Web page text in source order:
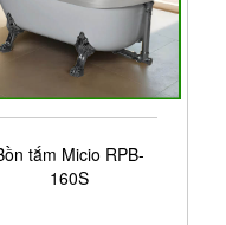
tắm Micio RPB-
160S